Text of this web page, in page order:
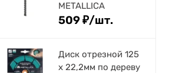
METALLICA
509₽/шт.
Диск отрезной 125
x 22,2мм по дереву